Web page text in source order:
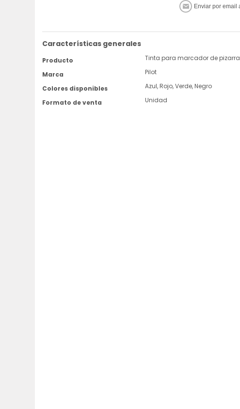
Características generales
Producto
Tinta para marcador de pizarra
Marca
Pilot
Colores disponibles
Azul, Rojo, Verde, Negro
Formato de venta
Unidad